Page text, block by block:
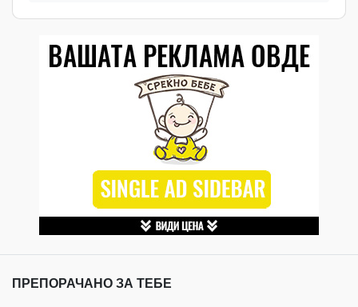
ПРЕПОРАЧАНО ЗА ТЕБЕ